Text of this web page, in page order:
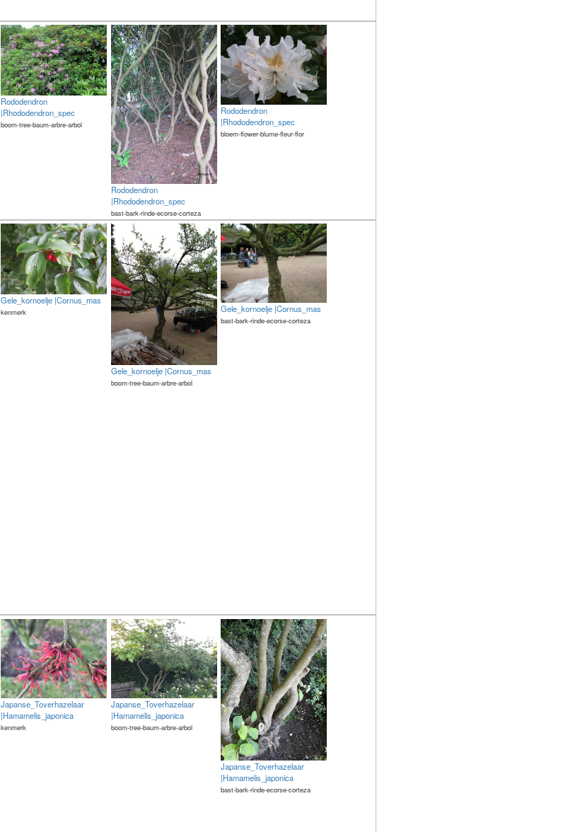
Rododendron
|Rhododendron_spec
boom-tree-baum-arbre-arbol
Rododendron
|Rhododendron_spec
bast-bark-rinde-ecorse-corteza
Rododendron
|Rhododendron_spec
bloem-flower-blume-fleur-flor
Gele_kornoelje |Cornus_mas
kenmerk
Gele_kornoelje |Cornus_mas
boom-tree-baum-arbre-arbol
Gele_kornoelje |Cornus_mas
bast-bark-rinde-ecorse-corteza
Japanse_Toverhazelaar
|Hamamelis_japonica
kenmerk
Japanse_Toverhazelaar
|Hamamelis_japonica
boom-tree-baum-arbre-arbol
Japanse_Toverhazelaar
|Hamamelis_japonica
bast-bark-rinde-ecorse-corteza